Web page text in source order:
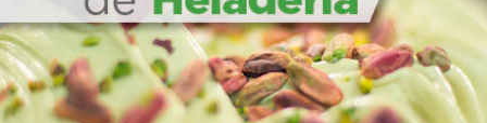
CONSULTANCY
JOB CENTER
CONTACT US